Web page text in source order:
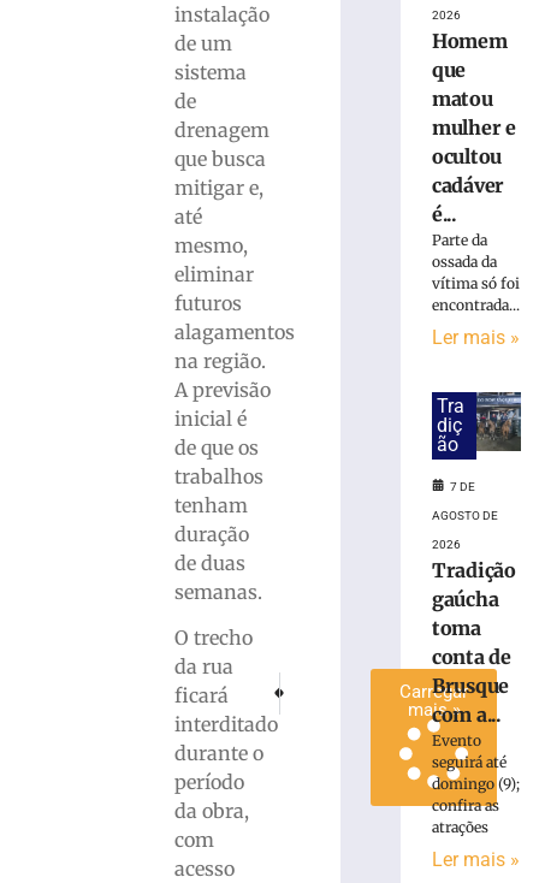
instalação
de um
sistema
de
drenagem
que busca
mitigar e,
até
mesmo,
eliminar
futuros
alagamentos
na região.
A previsão
inicial é
de que os
trabalhos
tenham
duração
de duas
semanas.
O trecho
da rua
ficará
interditado
durante o
período
da obra,
com
acesso
Em Brusque, teste do pezinho
Havan leva atletas paralímpicos
promove
hambúrguer
beneficente
animais
resgatados
Brusque
Carregar
mais »
2026
Homem
que
matou
mulher e
ocultou
cadáver
é...
Parte da
ossada da
vítima só foi
encontrada...
Ler mais »
Tra
diç
ão
7 DE
AGOSTO DE
2026
Tradição
gaúcha
toma
conta de
Brusque
com a...
Evento
seguirá até
domingo (9);
confira as
atrações
Ler mais »